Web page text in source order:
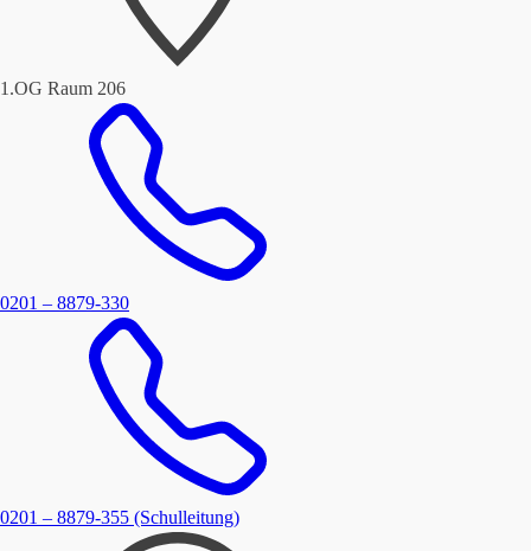
1.OG Raum 206
0201 – 8879-330
0201 – 8879-355 (Schulleitung)